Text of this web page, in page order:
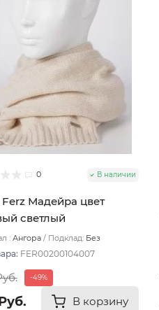
0 В наличии
Мадейра цвет
светлый
: Ангора Подклад: Без
FER00200104007
-49%
В корзину